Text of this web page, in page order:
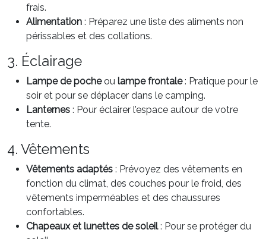
frais.
Alimentation : Préparez une liste des aliments non
périssables et des collations.
3. Éclairage
Lampe de pocheou lampe frontale: Pratique pour le
soir et pour se déplacer dans le camping.
Lanternes : Pour éclairer l’espace autour de votre
tente.
4. Vêtements
Vêtements adaptés : Prévoyez des vêtements en
fonction du climat, des couches pour le froid, des
vêtements imperméables et des chaussures
confortables.
Chapeaux et lunettes de soleil: Pour se protéger du